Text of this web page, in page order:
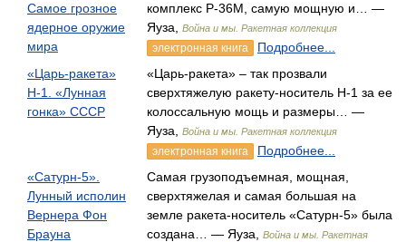
Самое грозное
ядерное оружие
мира
комплекс Р-36М, самую мощную и… —
Яуза,
Война и мы. Ракетная коллекция
электронная книга
Подробнее...
«Царь-ракета»
Н-1. «Лунная
гонка» СССР
«Царь-ракета» – так прозвали
сверхтяжелую ракету-носитель Н-1 за ее
колоссальную мощь и размеры… —
Яуза,
Война и мы. Ракетная коллекция
электронная книга
Подробнее...
«Сатурн-5».
Лунный исполин
Вернера Фон
Брауна
Самая грузоподъемная, мощная,
сверхтяжелая и самая большая на
земле ракета-носитель «Сатурн-5» была
создана… — Яуза,
Война и мы. Ракетная